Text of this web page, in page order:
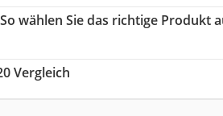
wählen Sie das richtige Produkt
Vergleich